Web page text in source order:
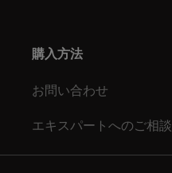
購入方法
お問い合わせ
エキスパートへのご相談